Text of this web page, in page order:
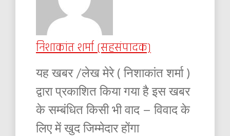
निशाकांत शर्मा (सहसंपादक)
यह खबर /लेख मेरे ( निशाकांत शर्मा )
द्वारा प्रकाशित किया गया है इस खबर
के सम्बंधित किसी भी वाद – विवाद के
लिए में खुद जिम्मेदार होंगा